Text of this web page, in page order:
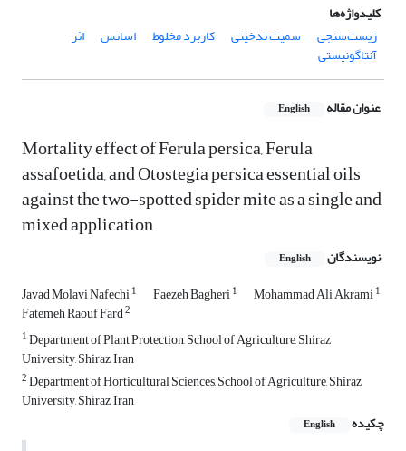
کلیدواژه‌ها
زیست‌سنجی
سمیت تدخینی کاربرد مخلوط اسانس اثر
آنتاگونیستی
عنوان مقاله English
Mortality effect of Ferula persica, Ferula
assafoetida, and Otostegia persica essential oils
against the two-spotted spider mite as a single and
mixed application
نویسندگان English
Javad Molavi Nafechi1 Faezeh Bagheri1 Mohammad Ali Akrami1
Fatemeh Raouf Fard2
1Department of Plant Protection, School of Agriculture, Shiraz
University, Shiraz, Iran
2Department of Horticultural Sciences, School of Agriculture, Shiraz
University, Shiraz, Iran
چکیده
English